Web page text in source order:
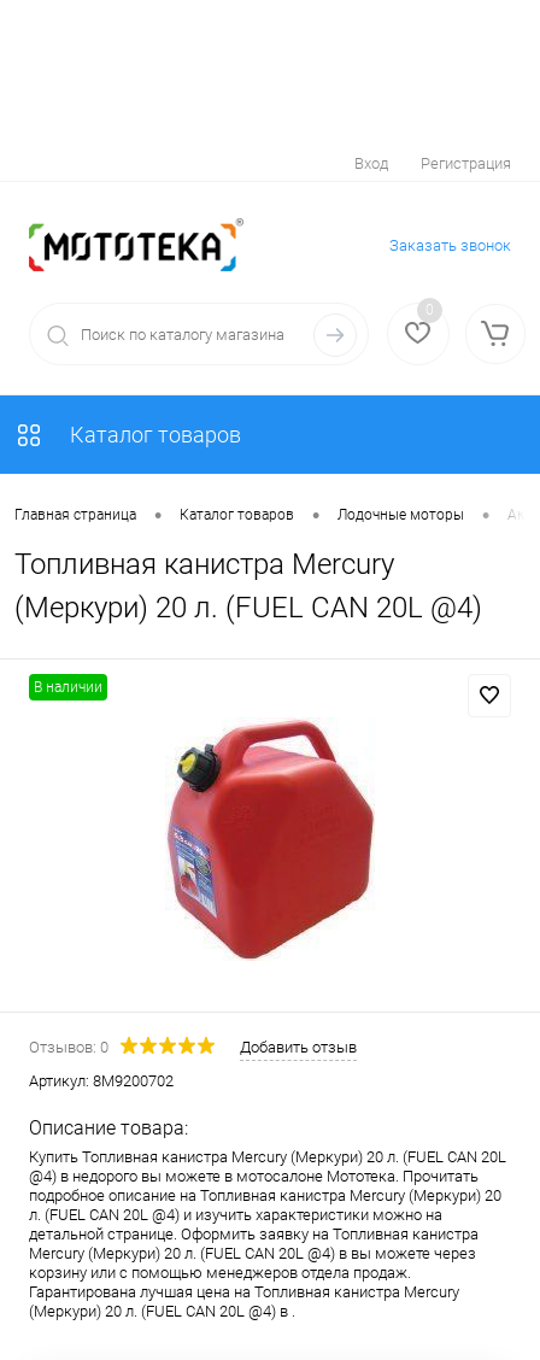
Вход Регистрация
Заказать звонок
0
Каталог товаров
Главная страница • Каталог товаров • Лодочные моторы •
Топливная канистра Mercury
(Меркури) 20 л. (FUEL CAN 20L @4)
В наличии
Отзывов: 0
Добавить отзыв
Артикул: 8M9200702
Описание товара:
Купить Топливная канистра Mercury (Меркури) 20 л. (FUEL CAN 20L
@4) в недорого вы можете в мотосалоне Мототека. Прочитать
подробное описание на Топливная канистра Mercury (Меркури) 20
л. (FUEL CAN 20L @4) и изучить характеристики можно на
детальной странице. Оформить заявку на Топливная канистра
Mercury (Меркури) 20 л. (FUEL CAN 20L @4) в вы можете через
корзину или с помощью менеджеров отдела продаж.
Гарантирована лучшая цена на Топливная канистра Mercury
(Меркури) 20 л. (FUEL CAN 20L @4) в .